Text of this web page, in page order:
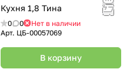
Кухня 1,8 Тина
0 0
Нет в наличии
Арт. ЦБ-00057069
В корзину